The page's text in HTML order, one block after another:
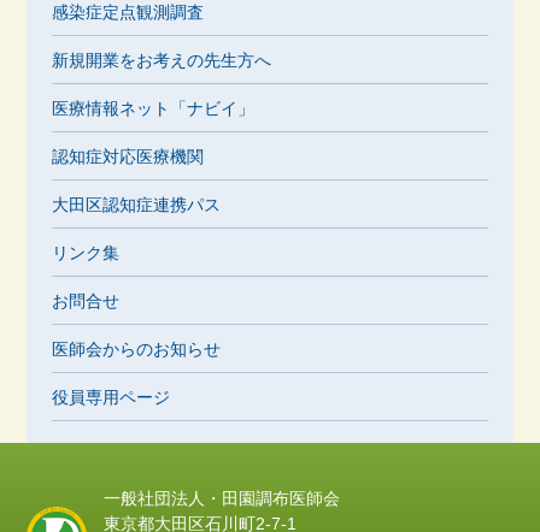
感染症定点観測調査
新規開業をお考えの先生方へ
医療情報ネット「ナビイ」
認知症対応医療機関
大田区認知症連携パス
リンク集
お問合せ
医師会からのお知らせ
役員専用ページ
一般社団法人・田園調布医師会
東京都大田区石川町2-7-1